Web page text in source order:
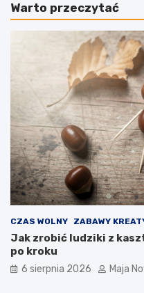
Warto przeczytać
CZAS WOLNY ZABAWY
Jak zrobić ludziki z
po kroku
6 sierpnia 2026 Maja